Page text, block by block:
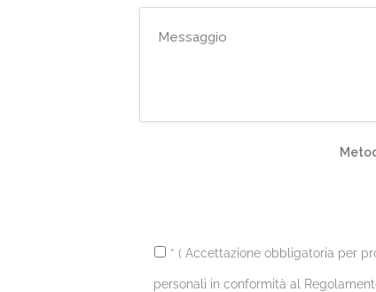
* ( Accettazione obbligatoria per
personali in conformità al